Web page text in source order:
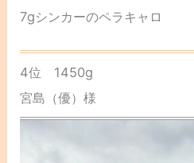
7gシンカーのペラキャロ
4位 1450g
宮島（優）様